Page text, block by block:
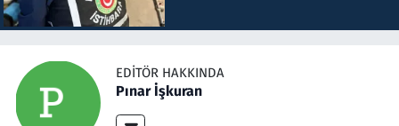
EDITÖR HAKKINDA
Pınar İşkuran